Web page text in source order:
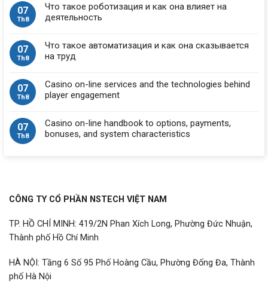
07
Th8
Что такое роботизация и как она влияет на
деятельность
07
Th8
Что такое автоматизация и как она сказывается
на труд
07
Th8
Casino on-line services and the technologies behind
player engagement
07
Th8
Casino on-line handbook to options, payments,
bonuses, and system characteristics
CÔNG TY CỔ PHẦN NSTECH VIỆT NAM
TP. HỒ CHÍ MINH: 419/2N Phan Xích Long, Phường Đức Nhuận,
Thành phố Hồ Chí Minh
HÀ NỘI: Tầng 6 Số 95 Phố Hoàng Cầu, Phường Đống Đa, Thành
phố Hà Nội